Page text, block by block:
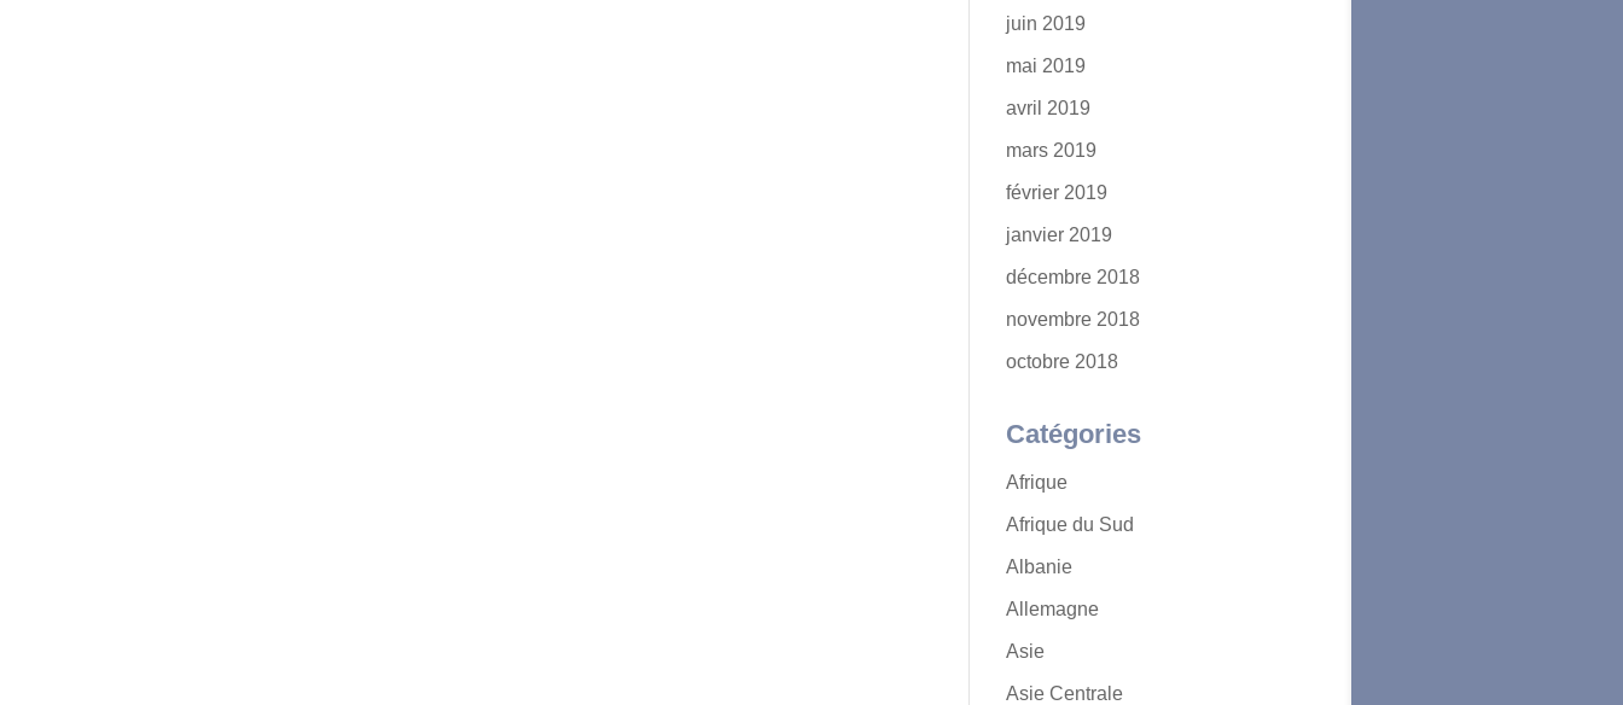
juin 2019
mai 2019
avril 2019
mars 2019
février 2019
janvier 2019
décembre 2018
novembre 2018
octobre 2018
Catégories
Afrique
Afrique du Sud
Albanie
Allemagne
Asie
Asie Centrale